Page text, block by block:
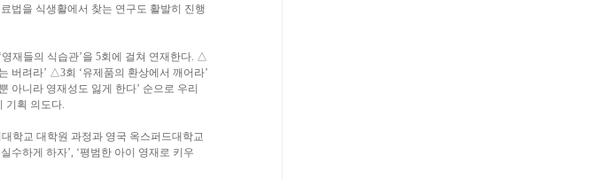
법을 식생활에서 찾는 연구도 활발히 진행
재들의 식습관’을 5회에 걸쳐 연재한다. △
버려라’ △3회 ‘유제품의 환상에서 깨어라’
아니라 영재성도 잃게 한다’ 순으로 우리
기획 의도다.
학교 대학원 과정과 영국 옥스퍼드대학교
수하게 하자’, ‘평범한 아이 영재로 키우